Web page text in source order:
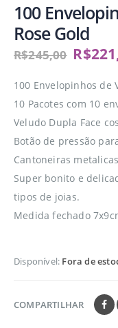
100
Rose Gold
R$245,00 R$
100 Envelopinhos de
10 Pacotes com 10
Veludo Dupla Face
Botão de pressão
Cantoneiras
Super bonito e
tipos de joias.
Medida fechado
Disponível: Fora de
COMPARTILHAR